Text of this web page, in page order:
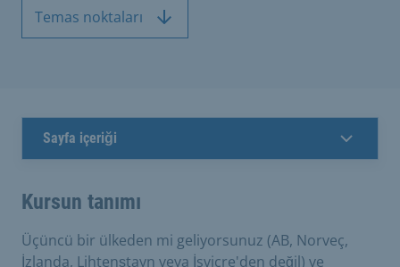
Temas noktaları
Sayfa içeriği
Kursun tanımı
Üçüncü bir ülkeden mi geliyorsunuz (AB, Norveç,
İzlanda, Lihtenştayn veya İsviçre'den değil) ve